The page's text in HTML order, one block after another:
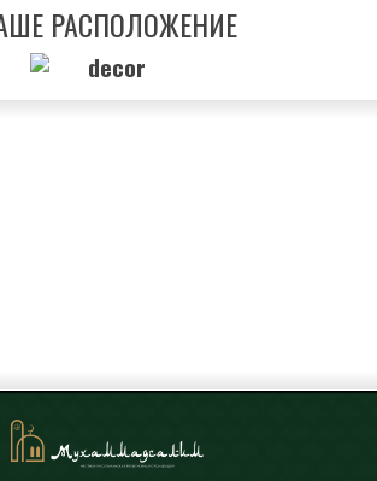
РАСПОЛОЖЕНИЕ